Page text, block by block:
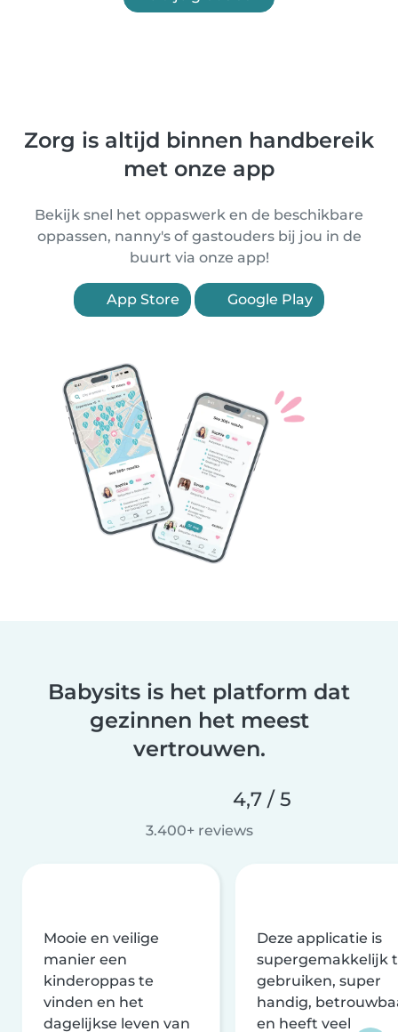
Zorg is altijd binnen handbereik
met onze app
Bekijk snel het oppaswerk en de beschikbare
oppassen, nanny's of gastouders bij jou in de
buurt via onze app!
App Store Google Play
Babysits is het platform dat
gezinnen het meest
vertrouwen.
4,7 / 5
3.400+ reviews
Mooie en veilige
manier een
kinderoppas te
vinden en het
dagelijkse leven van
Deze applicatie is
supergemakkelijk
gebruiken, super
handig,
en heeft veel